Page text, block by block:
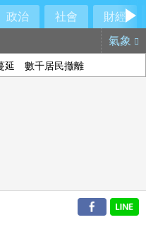
政治 社會
財經
氣象
延 數千居民撤離